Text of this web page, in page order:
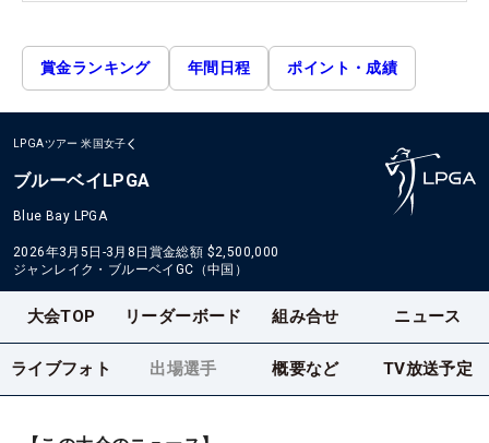
賞金ランキング 年間日程 ポイント・成績
LPGAツアー 米国女子
ブルーベイLPGA
Blue Bay LPGA
2026年3月5日-3月8日 賞金総額 $2,500,000
ジャンレイク・ブルーベイGC（中国）
大会TOP リーダーボード 組み合せ ニュース
ライブフォト 出場選手 概要など TV放送予定